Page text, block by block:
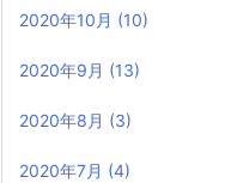
2020年10月 (10)
2020年9月 (13)
2020年8月 (3)
2020年7月 (4)